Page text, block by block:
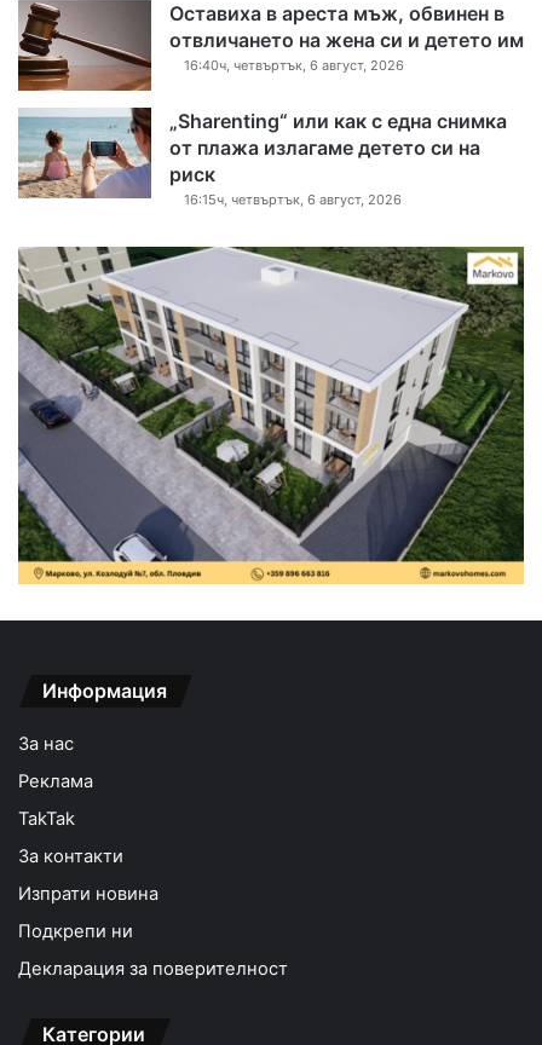
Оставиха в ареста мъж, обвинен в
отвличането на жена си и детето им
16:40ч, четвъртък, 6 август, 2026
„Sharenting“ или как с една снимка
от плажа излагаме детето си на
риск
16:15ч, четвъртък, 6 август, 2026
Информация
За нас
Реклама
TakTak
За контакти
Изпрати новина
Подкрепи ни
Декларация за поверителност
Категории